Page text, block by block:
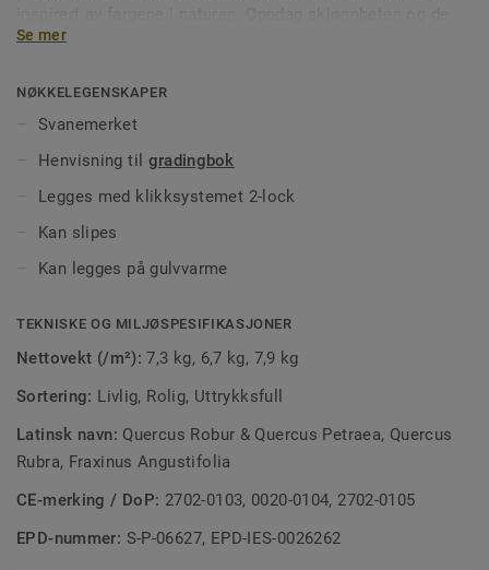
store variasjonene, og la deg inspirere av naturens eget
Se mer
NØKKELEGENSKAPER
Svanemerket
Henvisning til gradingbok
Legges med klikksystemet 2-lock
Kan slipes
Kan legges på gulvvarme
TEKNISKE OG MILJØSPESIFIKASJONER
Nettovekt (/m²):7,3 kg, 6,7 kg, 7,9 kg
Sortering: Livlig, Rolig, Uttrykksfull
Latinsk navn: Quercus Robur & Quercus Petraea, Quercus
Rubra, Fraxinus Angustifolia
CE-merking / DoP: 2702-0103, 0020-0104, 2702-0105
EPD-nummer: S-P-06627, EPD-IES-0026262